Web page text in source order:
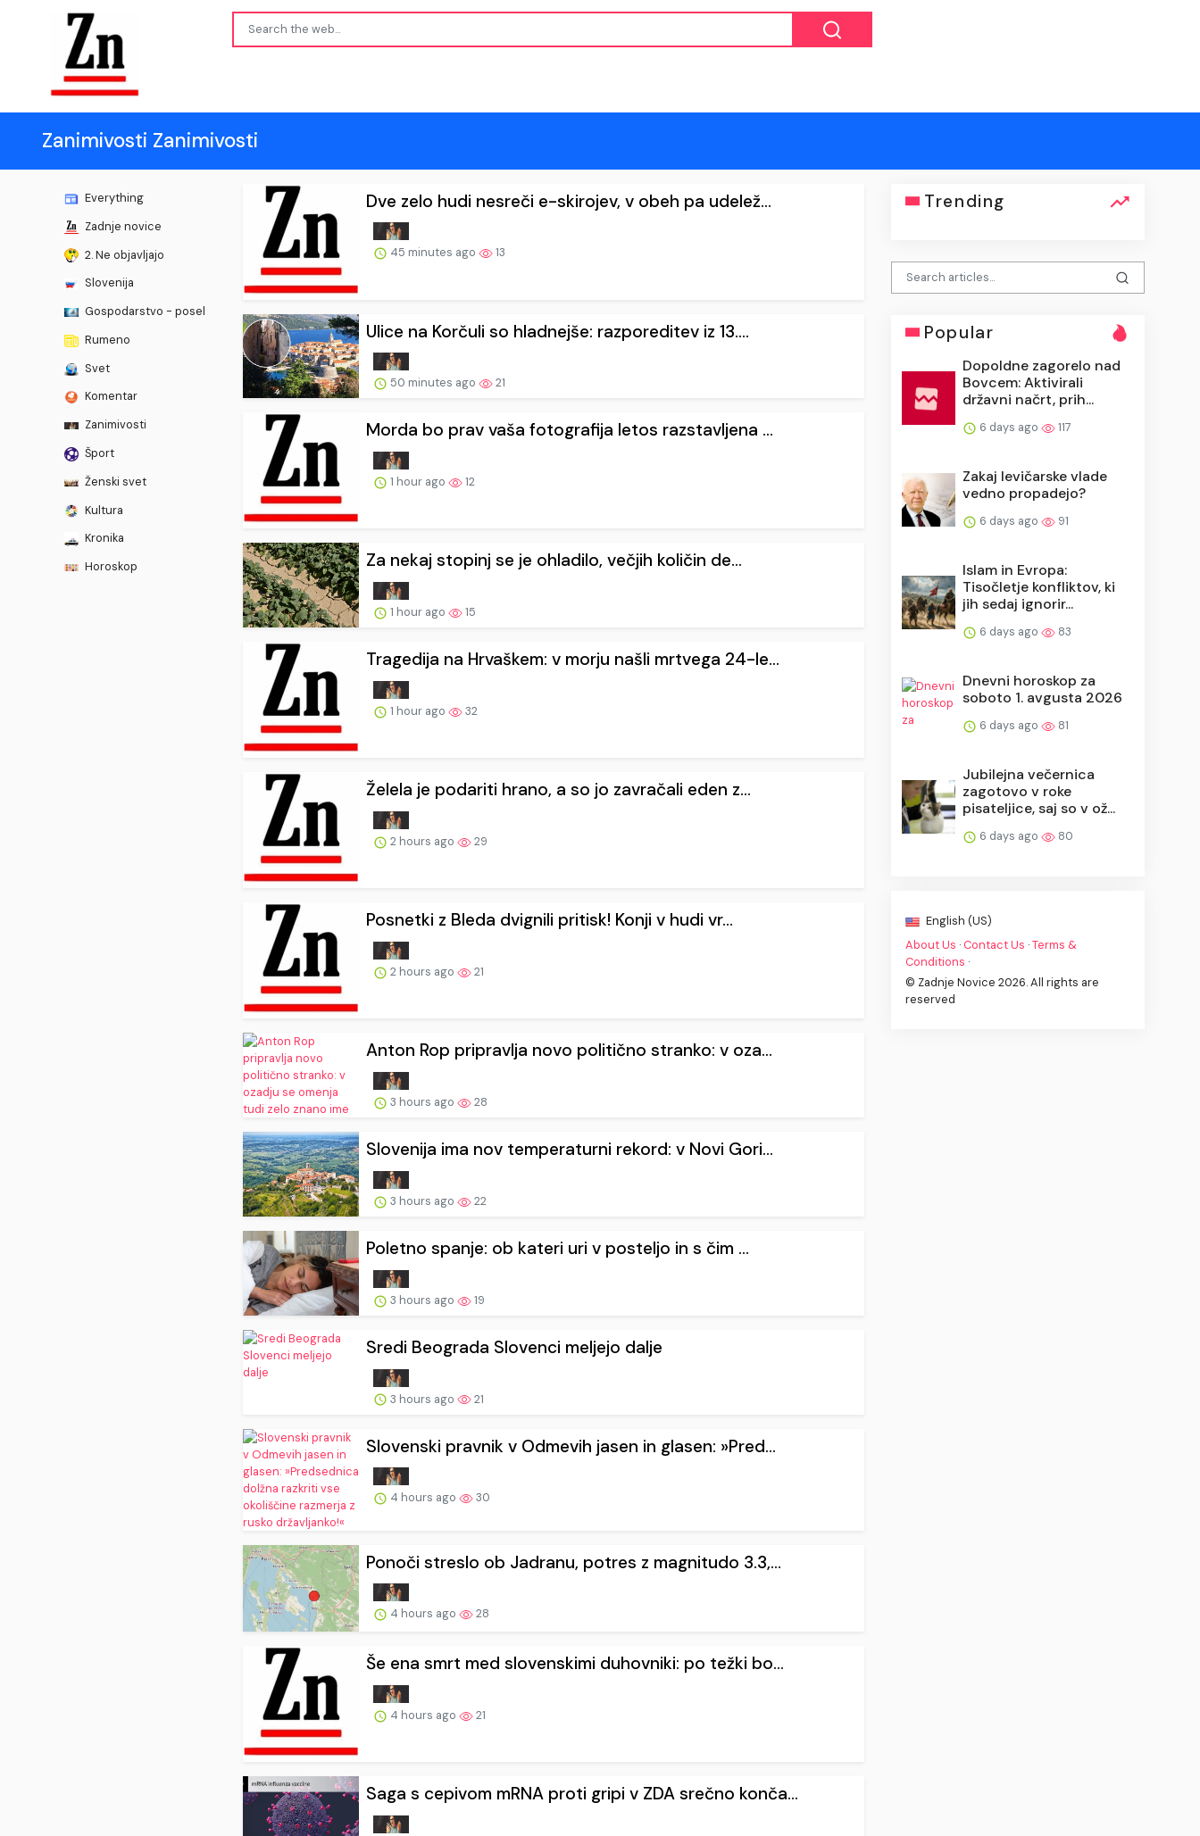
Zanimivosti Zanimivosti
Everything
Zadnje novice
2. Ne objavljajo
Slovenija
Gospodarstvo - posel
Rumeno
Svet
Komentar
Zanimivosti
Šport
Ženski svet
Kultura
Kronika
Horoskop
Dve zelo hudi nesreči e-skirojev, v obeh pa udelež...
45 minutes ago 13
Ulice na Korčuli so hladnejše: razporeditev iz 13....
50 minutes ago 21
Morda bo prav vaša fotografija letos razstavljena ...
1 hour ago 12
Za nekaj stopinj se je ohladilo, večjih količin de...
1 hour ago 15
Tragedija na Hrvaškem: v morju našli mrtvega 24-le...
1 hour ago 32
Želela je podariti hrano, a so jo zavračali eden z...
2 hours ago 29
Posnetki z Bleda dvignili pritisk! Konji v hudi vr...
2 hours ago 21
Anton Rop pripravlja novo politično stranko: v oza...
3 hours ago 28
Slovenija ima nov temperaturni rekord: v Novi Gori...
3 hours ago 22
Poletno spanje: ob kateri uri v posteljo in s čim ...
3 hours ago 19
Sredi Beograda Slovenci meljejo dalje
3 hours ago 21
Slovenski pravnik v Odmevih jasen in glasen: »Pred...
4 hours ago 30
Ponoči streslo ob Jadranu, potres z magnitudo 3.3,...
4 hours ago 28
Še ena smrt med slovenskimi duhovniki: po težki bo...
4 hours ago 21
Saga s cepivom mRNA proti gripi v ZDA srečno konča...
Trending
Popular
Dopoldne zagorelo nad
Bovcem: Aktivirali
državni načrt, prih...
6 days ago 117
Zakaj levičarske vlade
vedno propadejo?
6 days ago 91
Islam in Evropa:
Tisočletje konfliktov, ki
jih sedaj ignorir...
6 days ago 83
Dnevni horoskop za
soboto 1. avgusta 2026
6 days ago 81
Jubilejna večernica
zagotovo v roke
pisateljice, saj so v ož...
6 days ago 80
English (US)
About Us · Contact Us ·Terms &
Conditions ·
© Zadnje Novice 2026. All rights are
reserved